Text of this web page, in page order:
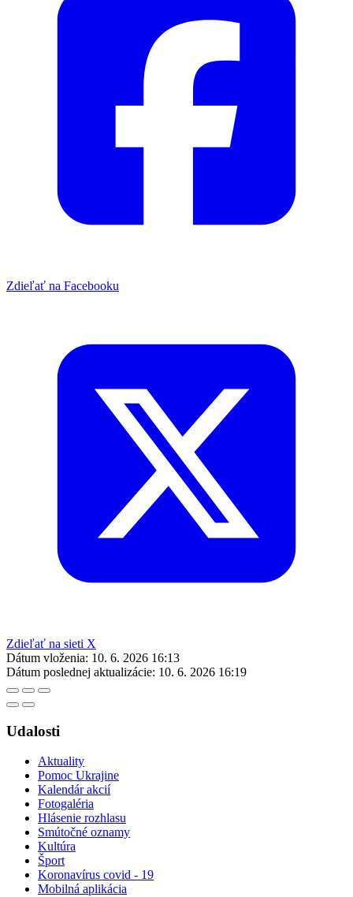
Zdieľať na Facebooku
Zdieľať na sieti X
Dátum vloženia: 10. 6. 2026 16:13
Dátum poslednej aktualizácie: 10. 6. 2026 16:19
Udalosti
Aktuality
Pomoc Ukrajine
Kalendár akcií
Fotogaléria
Hlásenie rozhlasu
Smútočné oznamy
Kultúra
Šport
Koronavírus covid - 19
Mobilná aplikácia